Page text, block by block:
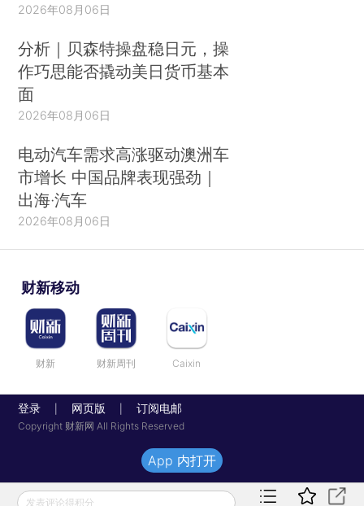
2026年08月06日
分析｜贝森特操盘稳日元，操
作巧思能否撬动美日货币基本
面
2026年08月06日
电动汽车需求高涨驱动澳洲车
市增长 中国品牌表现强劲｜
出海·汽车
2026年08月06日
财新移动
财新 财新周刊 Caixin
登录 网页版 订阅电邮
Copyright 财新网 All Rights Reserved
发表评论得积分
App 内打开